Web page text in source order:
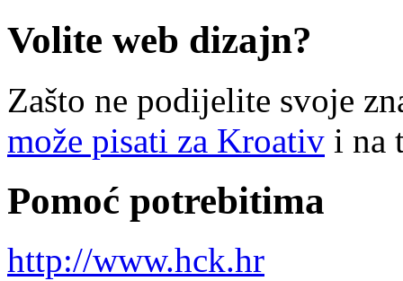
Volite web dizajn?
Zašto ne podijelite svoje
može pisati za Kroativ i na
Pomoć potrebitima
http://www.hck.hr